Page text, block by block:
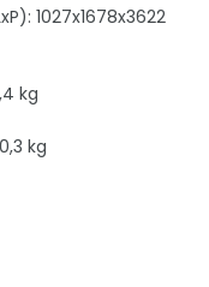
1027x1678x3622
kg
kg